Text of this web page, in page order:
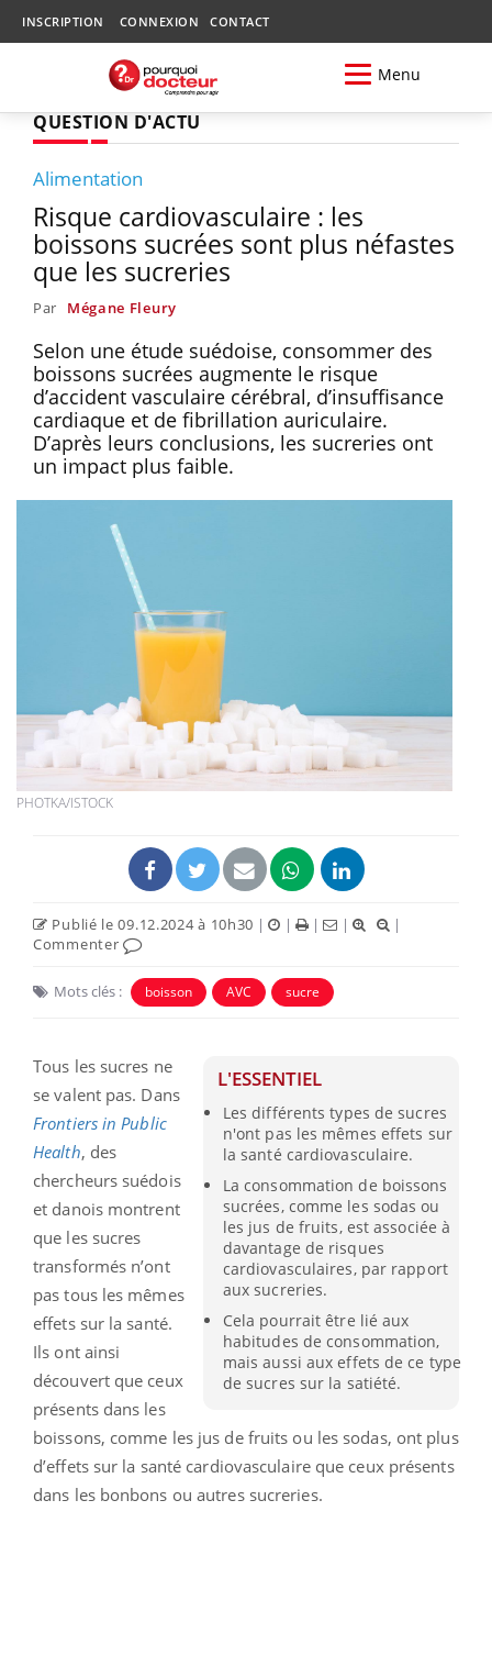
INSCRIPTION CONNEXION CONTACT
Menu
QUESTION D'ACTU
Alimentation
Risque cardiovasculaire : les
boissons sucrées sont plus néfastes
que les sucreries
Par Mégane Fleury
Selon une étude suédoise, consommer des
boissons sucrées augmente le risque
d’accident vasculaire cérébral, d’insuffisance
cardiaque et de fibrillation auriculaire.
D’après leurs conclusions, les sucreries ont
un impact plus faible.
PHOTKA/ISTOCK
Publié le 09.12.2024 à 10h30 | | | |
|
Commenter
Mots clés : boisson AVC sucre
L'ESSENTIEL
Les différents types de sucres
n'ont pas les mêmes effets sur
la santé cardiovasculaire.
La consommation de boissons
sucrées, comme les sodas ou
les jus de fruits, est associée à
davantage de risques
cardiovasculaires, par rapport
aux sucreries.
Cela pourrait être lié aux
habitudes de consommation,
mais aussi aux effets de ce type
de sucres sur la satiété.
Tous les sucres ne
se valent pas. Dans
Frontiers in Public
Health, des
chercheurs suédois
et danois montrent
que les sucres
transformés n’ont
pas tous les mêmes
effets sur la santé.
Ils ont ainsi
découvert que ceux
présents dans les
boissons, comme les jus de fruits ou les sodas, ont plus
d’effets sur la santé cardiovasculaire que ceux présents
dans les bonbons ou autres sucreries.